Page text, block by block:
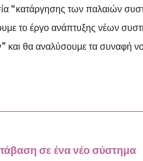
“κατάργησης των παλαιών
το έργο ανάπτυξης νέων
θα αναλύσουμε τα συναφή
σε ένα νέο σύστημα